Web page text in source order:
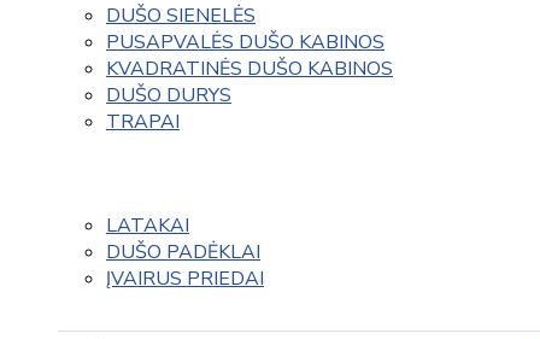
DUŠO SIENELĖS
PUSAPVALĖS DUŠO KABINOS
KVADRATINĖS DUŠO KABINOS
DUŠO DURYS
TRAPAI
LATAKAI
DUŠO PADĖKLAI
ĮVAIRUS PRIEDAI